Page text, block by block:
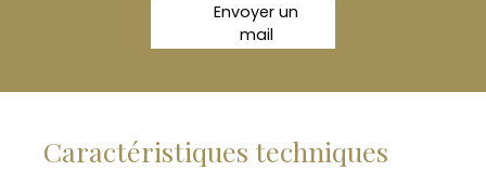
Envoyer un
mail
Caractéristiques techniques